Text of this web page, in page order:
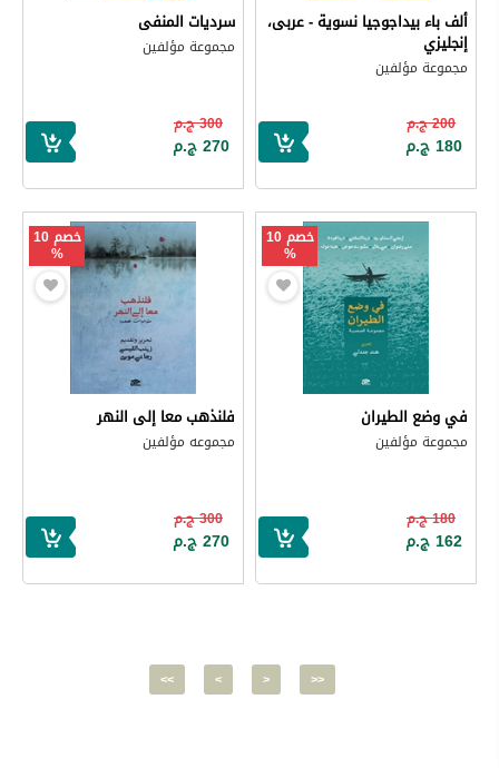
ألف باء بيداجوجيا نسوية - عربى،
إنجليزي
مجموعة مؤلفين
200 ج.م
180 ج.م
سرديات المنفى
مجموعة مؤلفين
300 ج.م
270 ج.م
خصم 10
%
في وضع الطيران
مجموعة مؤلفين
180 ج.م
162 ج.م
خصم 10
%
فلنذهب معا إلى النهر
مجموعه مؤلفين
300 ج.م
270 ج.م
<< < > >>